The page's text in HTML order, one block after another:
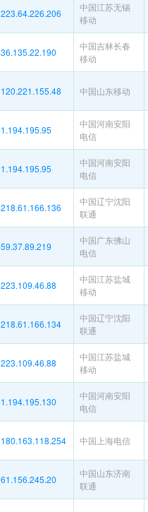
223.64.226.206
中国江苏无锡
移动
36.135.22.190
中国吉林长春
移动
120.221.155.48 中国山东移动
1.194.195.95
中国河南安阳
电信
1.194.195.95
中国河南安阳
电信
218.61.166.136
中国辽宁沈阳
联通
59.37.89.219
中国广东佛山
电信
223.109.46.88
中国江苏盐城
移动
218.61.166.134
中国辽宁沈阳
联通
223.109.46.88
中国江苏盐城
移动
1.194.195.130
中国河南安阳
电信
180.163.118.254 中国上海电信
61.156.245.20
中国山东济南
联通